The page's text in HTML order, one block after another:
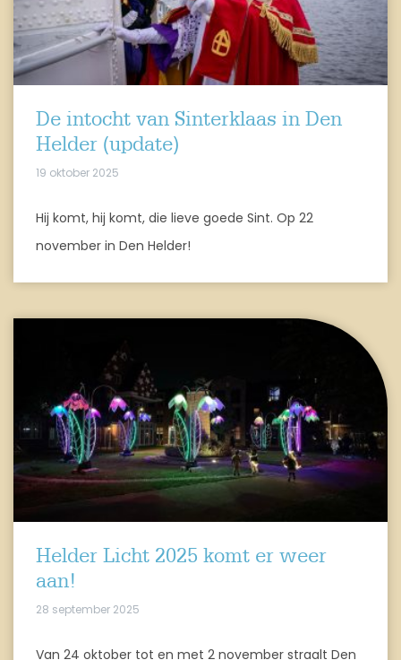
De intocht van Sinterklaas in Den
Helder (update)
19 oktober 2025
Hij komt, hij komt, die lieve goede Sint. Op 22
november in Den Helder!
Helder Licht 2025 komt er weer
aan!
28 september 2025
Van 24 oktober tot en met 2 november straalt Den